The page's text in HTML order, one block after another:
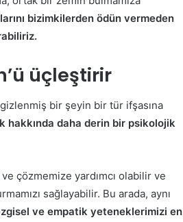
bizimkilerden ödün vermeden
üçleştirir
bir şeyin bir tür ifşasına
hakkında daha derin bir psikolojik
çözmemize yardımcı olabilir ve
sağlayabilir. Bu arada, aynı
ve empatik yeteneklerimizi en